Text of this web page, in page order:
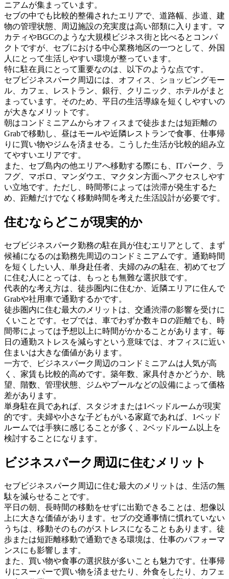
ニアムが集まっています。
セブの中でも比較的整備されたエリアで、道路幅、歩道、建
物の管理状態、周辺施設の充実度は高い部類に入ります。マ
カティやBGCのような大規模ビジネス街と比べるとコンパ
クトですが、セブにおける中心業務地区の一つとして、外国
人にとって生活しやすい環境が整っています。
特に駐在員にとって重要なのは、以下のような点です。
セブビジネスパーク周辺には、オフィス、ショッピングモー
ル、カフェ、レストラン、銀行、クリニック、ホテルがまと
まっています。そのため、平日の生活導線を短くしやすいの
が大きなメリットです。
朝はコンドミニアムからオフィスまで徒歩または短距離の
Grabで移動し、昼はモールや近隣レストランで食事、仕事帰
りに買い物やジムを済ませる。こうした生活が比較的組み立
てやすいエリアです。
また、セブ島内の他エリアへ移動する際にも、ITパーク、ラ
フグ、マボロ、マンダウエ、マクタン方面へアクセスしやす
い立地です。ただし、時間帯によっては渋滞が発生するた
め、距離だけでなく移動時間を考えた生活設計が必要です。
住むならどこが現実的か
セブビジネスパーク勤務の駐在員が住むエリアとして、まず
候補になるのは勤務先周辺のコンドミニアムです。通勤時間
を短くしたい人、単身赴任者、夫婦のみの駐在、初めてセブ
に住む人にとっては、もっとも無難な選択肢です。
代表的な考え方は、徒歩圏内に住むか、近隣エリアに住んで
Grabや社用車で通勤するかです。
徒歩圏内に住む最大のメリットは、交通渋滞の影響を受けに
くいことです。セブでは、車でわずか数キロの距離でも、時
間帯によっては予想以上に時間がかかることがあります。毎
日の通勤ストレスを減らすという意味では、オフィスに近い
住まいは大きな価値があります。
一方で、ビジネスパーク周辺のコンドミニアムは人気が高
く、家賃も比較的高めです。築年数、家具付きかどうか、眺
望、階数、管理状態、ジムやプールなどの設備によって価格
差があります。
単身駐在員であれば、スタジオまたは1ベッドルームが現実
的です。夫婦や小さな子どもがいる家庭であれば、1ベッド
ルームでは手狭に感じることが多く、2ベッドルーム以上を
検討することになります。
ビジネスパーク周辺に住むメリット
セブビジネスパーク周辺に住む最大のメリットは、生活の無
駄を減らせることです。
平日の朝、長時間の移動をせずに出勤できることは、想像以
上に大きな価値があります。セブの交通事情に慣れていない
うちは、移動そのものがストレスになることもあります。徒
歩または短距離移動で通勤できる環境は、仕事のパフォーマ
ンスにも影響します。
また、買い物や食事の選択肢が多いことも魅力です。仕事帰
りにスーパーで買い物を済ませたり、外食をしたり、カフェ